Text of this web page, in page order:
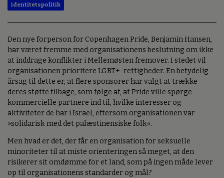
identitetspolitik
Den nye forperson for Copenhagen Pride, Benjamin Hansen,
har været fremme med organisationens beslutning om ikke
at inddrage konflikter i Mellemøsten fremover. I stedet vil
organisationen prioritere LGBT+-rettigheder. En betydelig
årsag til dette er, at flere sponsorer har valgt at trække
deres støtte tilbage, som følge af, at Pride ville spørge
kommercielle partnere ind til, hvilke interesser og
aktiviteter de har i Israel, eftersom organisationen var
»solidarisk med det palæstinensiske folk«.
Men hvad er det, der får en organisation for seksuelle
minoriteter til at miste orienteringen så meget, at den
risikerer sit omdømme for et land, som på ingen måde lever
op til organisationens standarder og mål?